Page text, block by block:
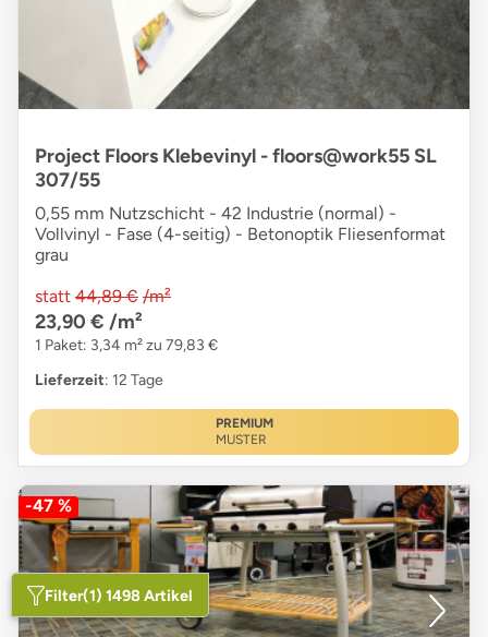
Project Floors Klebevinyl - floors@work55 SL
307/55
0,55 mm Nutzschicht - 42 Industrie (normal) -
Vollvinyl - Fase (4-seitig) - Betonoptik Fliesenformat
grau
statt 44,89 € /m²
23,90 € /m²
1 Paket: 3,34 m² zu 79,83 €
Lieferzeit: 12 Tage
PREMIUM
MUSTER
-47 %
Filter(1) 1498 Artikel